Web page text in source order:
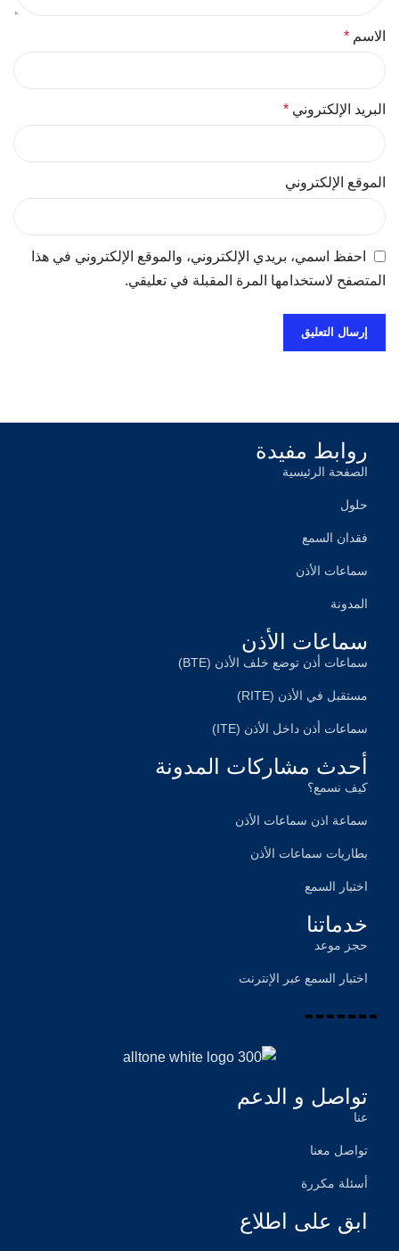
الاسم *
البريد الإلكتروني *
الموقع الإلكتروني
احفظ اسمي، بريدي الإلكتروني، والموقع الإلكتروني في هذا
المتصفح لاستخدامها المرة المقبلة في تعليقي.
روابط مفيدة
الصفحة الرئیسیة
حلول
فقدان السمع
سماعات الأذن
المدونة
سماعات الأذن
سماعات أذن توضع خلف الأذن (BTE)
مستقبل في الأذن (RITE)
سماعات أذن داخل الأذن (ITE)
أحدث مشاركات المدونة
کیف نسمع؟
سماعة اذن سماعات الأذن
بطاریات سماعات الأذن
اختبار السمع
خدماتنا
حجز موعد
اختبار السمع عبر الإنترنت
تواصل و الدعم
عنا
تواصل معنا
أسئلة مكررة
ابق على اطلاع